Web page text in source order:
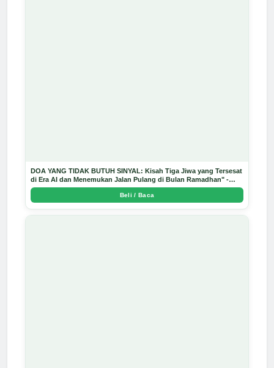
DOA YANG TIDAK BUTUH SINYAL: Kisah Tiga Jiwa yang Tersesat
di Era AI dan Menemukan Jalan Pulang di Bulan Ramadhan" -
Arda Dinata
Beli / Baca